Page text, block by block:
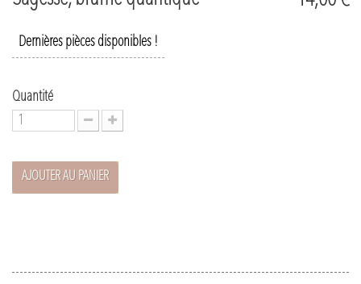
Dernières pièces disponibles !
Quantité
AJOUTER AU PANIER